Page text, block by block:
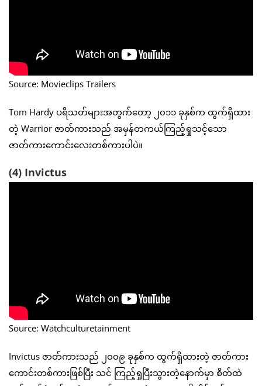
Source: Movieclips Trailers
Tom Hardy ပရိသတ်များအတွက်တော့ ၂၀၁၁ ခုနှစ်က ထွက်ရှိထား
တဲ့ Warrior ဇာတ်ကားသည် အမှန်တကယ်ကြည့်ရှုသင့်သော
ဇာတ်ကားကောင်းလေးတစ်ကားပါပဲ။
(4) Invictus
Source: Watchculturetainment
Invictus ဇာတ်ကားသည် ၂၀၀၉ ခုနှစ်က ထွက်ရှိထားတဲ့ ဇာတ်ကား
ကောင်းတစ်ကားဖြစ်ပြီး သင် ကြည့်ရှုပြီးသွားတဲ့နောက်မှာ စိတ်ထဲ